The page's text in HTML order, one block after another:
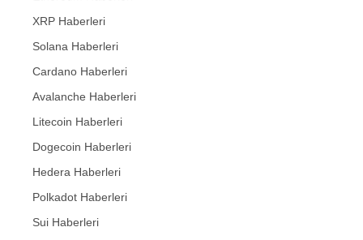
XRP Haberleri
Solana Haberleri
Cardano Haberleri
Avalanche Haberleri
Litecoin Haberleri
Dogecoin Haberleri
Hedera Haberleri
Polkadot Haberleri
Sui Haberleri